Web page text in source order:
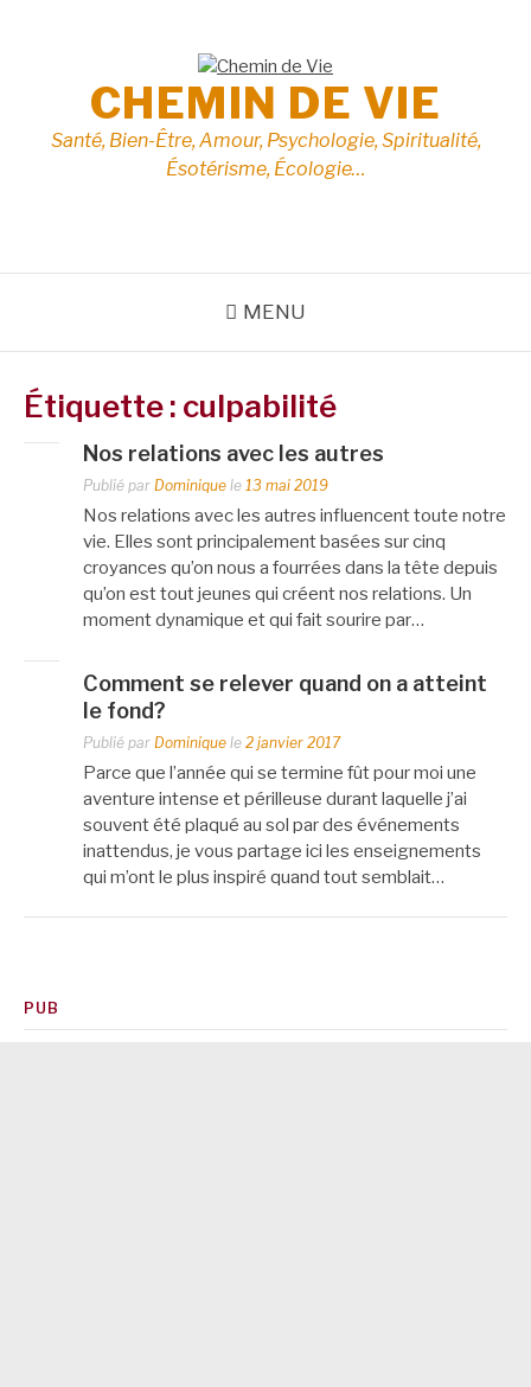
CHEMIN DE VIE
Santé, Bien-Être, Amour, Psychologie, Spiritualité,
Ésotérisme, Écologie…
MENU
Étiquette : culpabilité
Nos relations avec les autres
Publié par Dominique le 13 mai 2019
Nos relations avec les autres influencent toute notre
vie. Elles sont principalement basées sur cinq
croyances qu’on nous a fourrées dans la tête depuis
qu’on est tout jeunes qui créent nos relations. Un
moment dynamique et qui fait sourire par…
Comment se relever quand on a atteint
le fond?
Publié par Dominique le 2 janvier 2017
Parce que l’année qui se termine fût pour moi une
aventure intense et périlleuse durant laquelle j’ai
souvent été plaqué au sol par des événements
inattendus, je vous partage ici les enseignements
qui m’ont le plus inspiré quand tout semblait…
PUB